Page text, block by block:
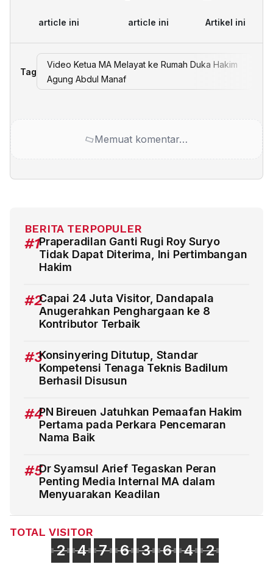
article ini article ini Artikel ini
Tag
Video Ketua MA Melayat ke Rumah Duka Hakim
Agung Abdul Manaf
Memuat komentar…
BERITA TERPOPULER
#1Praperadilan Ganti Rugi Roy Suryo
Tidak Dapat Diterima, Ini Pertimbangan
Hakim
#2Capai 24 Juta Visitor, Dandapala
Anugerahkan Penghargaan ke 8
Kontributor Terbaik
#3Konsinyering Ditutup, Standar
Kompetensi Tenaga Teknis Badilum
Berhasil Disusun
#4PN Bireuen Jatuhkan Pemaafan Hakim
Pertama pada Perkara Pencemaran
Nama Baik
#5Dr Syamsul Arief Tegaskan Peran
Penting Media Internal MA dalam
Menyuarakan Keadilan
TOTAL VISITOR
2 4 7 6 3 6 4 2